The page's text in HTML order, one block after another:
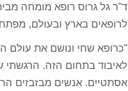
ד"ר גל גרוס רופא מומחה
לרופאים בארץ ובעולם, מפתח שיטות
"כרופא שחי ונושם את עולם
לאיבוד בתחום הזה.
אסתטיים. אנשים מבזבזים